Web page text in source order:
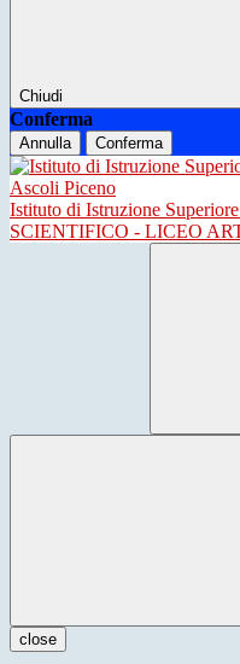
Chiudi
Conferma
Annulla Conferma
Istituto di Istruzione
SCIENTIFICO - LICEO
close